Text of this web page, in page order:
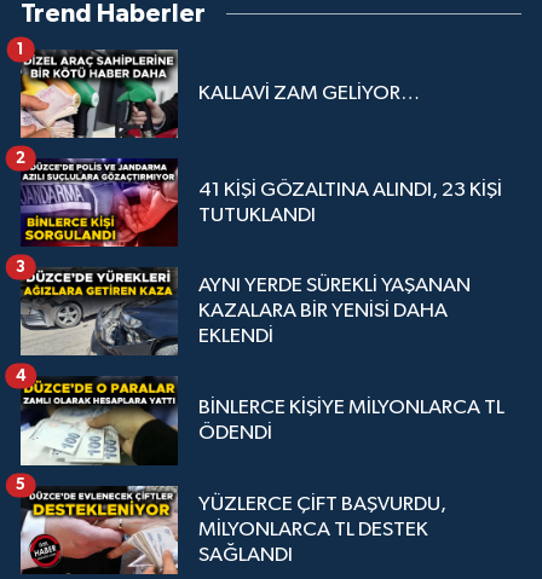
Trend Haberler
KALLAVİ ZAM GELİYOR…
1
41 KİŞİ GÖZALTINA ALINDI, 23 KİŞİ
TUTUKLANDI
2
AYNI YERDE SÜREKLİ YAŞANAN
KAZALARA BİR YENİSİ DAHA
EKLENDİ
3
BİNLERCE KİŞİYE MİLYONLARCA TL
ÖDENDİ
4
YÜZLERCE ÇİFT BAŞVURDU,
MİLYONLARCA TL DESTEK
SAĞLANDI
5